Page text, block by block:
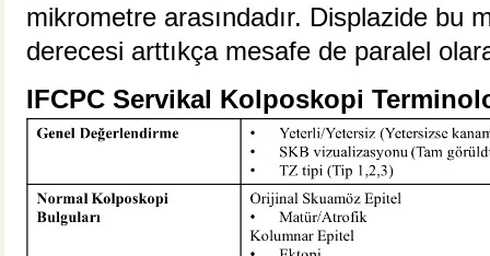
mikrometre arasındadır. Displazide bu
derecesi arttıkça mesafe de paralel
IFCPC Servikal Kolposkopi